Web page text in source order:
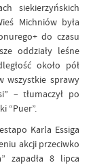
siekierzyńskich
Michniów była
do czasu
oddziały leśne
około pół
wszystkie sprawy
– tłumaczył po
“Puer”.
Karla Essiga
akcji przeciwko
zapadła 8 lipca